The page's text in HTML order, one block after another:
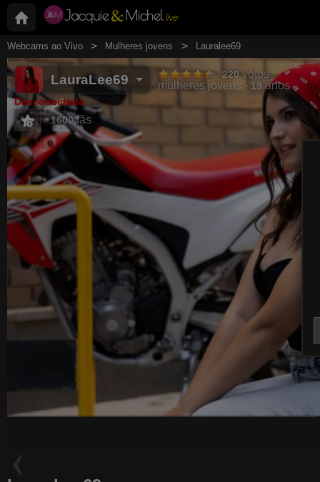
Webcams ao Vivo Mulheres jovens Lauralee69
LauraLee69 220votos
mulheres jovens
19 anos
Desconectado
1600fãs